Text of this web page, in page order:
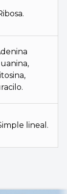
lineal.